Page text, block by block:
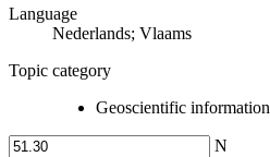
Language
Nederlands; Vlaams
Topic category
Geoscientific information
N